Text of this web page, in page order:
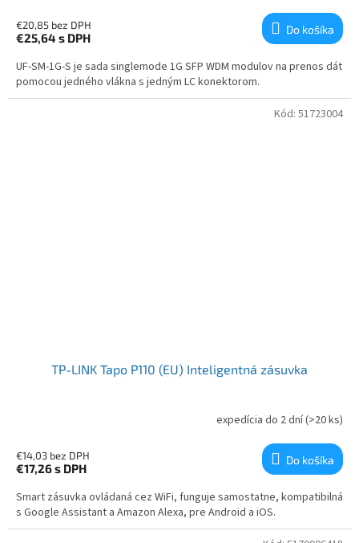
€20,85 bez DPH
€25,64 s DPH
Do košíka
UF-SM-1G-S je sada singlemode 1G SFP WDM modulov na prenos dát
pomocou jedného vlákna s jedným LC konektorom.
TP-LINK Tapo P110 (EU) Inteligentná zásuvka
expedícia do 2 dní(>20 ks)
€14,03 bez DPH
€17,26s DPH
Do košíka
Smart zásuvka ovládaná cez WiFi, funguje samostatne, kompatibilná
s Google Assistant a Amazon Alexa, pre Android a iOS.
Kód: 51723004